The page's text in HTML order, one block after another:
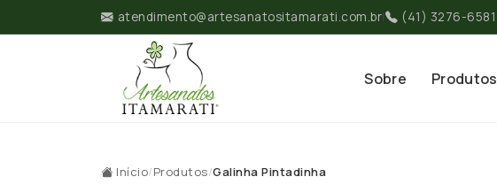
atendimento@artesanatositamarati.com.br| (41) 3276-6581
Sobre Produtos
Início/Produtos/Galinha Pintadinha